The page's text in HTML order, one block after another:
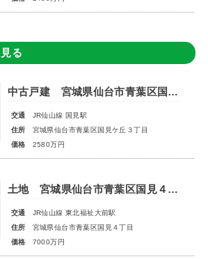
る
中古戸建 宮城県仙台市青葉区国見ケ丘３丁目
交通
JR仙山線 国見駅
住所
宮城県仙台市青葉区国見ケ丘３丁目
価格
2580万円
土地 宮城県仙台市青葉区国見４丁目
交通
JR仙山線 東北福祉大前駅
住所
宮城県仙台市青葉区国見４丁目
価格
7000万円